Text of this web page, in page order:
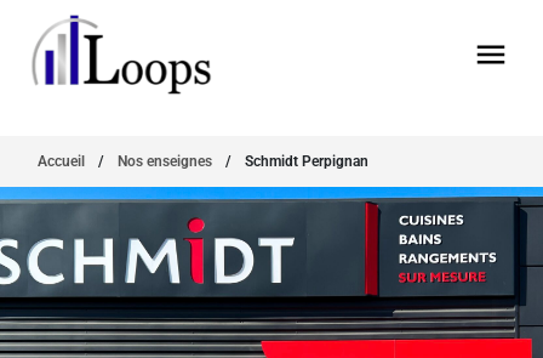
Accueil / Nos enseignes / Schmidt Perpignan